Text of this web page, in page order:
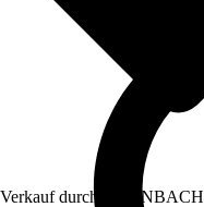
Verkauf durch: HORNBACH